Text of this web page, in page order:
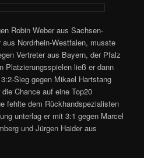
Robin Weber aus Sachsen-
Nordrhein-Westfalen, musste
Vertreter aus Bayern, der Pfalz
Platzierungsspielen ließ er dann
Sieg gegen Mikael Hartstang
Chance auf eine Top20
fehlte dem Rückhandspezialisten
unterlag er mit 3:1 gegen Marcel
und Jürgen Haider aus